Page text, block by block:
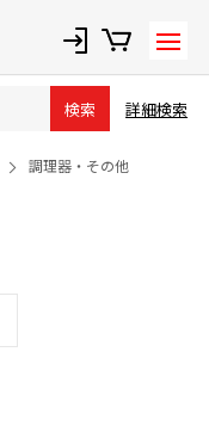
検索 詳細検索
調理器・その他